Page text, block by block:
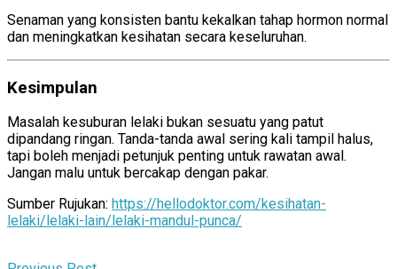
Senaman yang konsisten bantu kekalkan tahap hormon normal
dan meningkatkan kesihatan secara keseluruhan.
Kesimpulan
Masalah kesuburan lelaki bukan sesuatu yang patut
dipandang ringan. Tanda-tanda awal sering kali tampil halus,
tapi boleh menjadi petunjuk penting untuk rawatan awal.
Jangan malu untuk bercakap dengan pakar.
Sumber Rujukan: https://hellodoktor.com/kesihatan-
lelaki/lelaki-lain/lelaki-mandul-punca/